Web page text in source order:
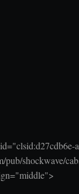
shockwave/